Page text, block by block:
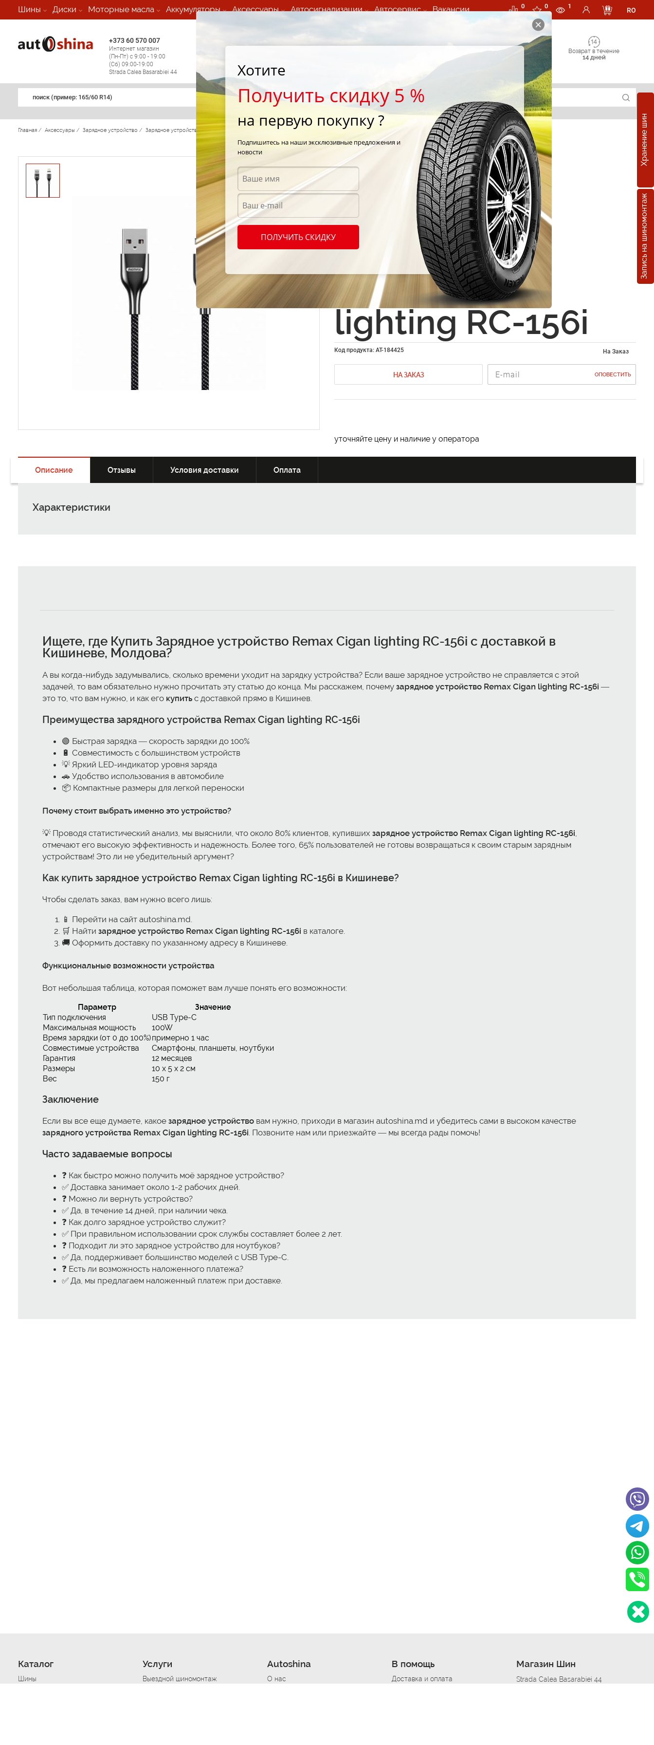
Шины Диски Моторные масла Аккумуляторы Аксессуары Автосигнализации Автосервис Вакансии 0 0 1
RO
+373 60 570 007
Интернет магазин
(Пн-Пт) с 9:00 - 19:00
(Сб) 09:00-19:00
Strada Calea Basarabiei 44
Мобильный шиномонтаж 24/7
Возврат в течение
14 дней
поиск (примеp: 165/60 R14)
Хранение шин
Запись на шиномонтаж
Главная / Аксессуары / Зарядное устройство / Зарядное устройство Remax Cigan lighting RC-156i
Аксессуары
Зарядное
устройство
Remax Cigan
lighting RC-156i
Код продукта: AT-184425 На Заказ
НА ЗАКАЗ ОПОВЕСТИТЬ
уточняйте цену и наличие у оператора
Описание Отзывы Условия доставки Оплата
Характеристики
Ищете, где Купить Зарядное устройство Remax Cigan lighting RC-156i с доставкой в
Кишиневе, Молдова?
А вы когда-нибудь задумывались, сколько времени уходит на зарядку устройства? Если ваше зарядное устройство не справляется с этой
задачей, то вам обязательно нужно прочитать эту статью до конца. Мы расскажем, почему зарядное устройство Remax Cigan lighting RC-156i —
это то, что вам нужно, и как его купить с доставкой прямо в Кишинев.
Преимущества зарядного устройства Remax Cigan lighting RC-156i
🟢 Быстрая зарядка — скорость зарядки до 100%
🔋 Совместимость с большинством устройств
💡 Яркий LED-индикатор уровня заряда
🚗 Удобство использования в автомобиле
📦 Компактные размеры для легкой переноски
Почему стоит выбрать именно это устройство?
💡 Проводя статистический анализ, мы выяснили, что около 80% клиентов, купивших зарядное устройство Remax Cigan lighting RC-156i,
отмечают его высокую эффективность и надежность. Более того, 65% пользователей не готовы возвращаться к своим старым зарядным
устройствам! Это ли не убедительный аргумент?
Как купить зарядное устройство Remax Cigan lighting RC-156i в Кишиневе?
Чтобы сделать заказ, вам нужно всего лишь:
📱 Перейти на сайт autoshina.md.
🛒 Найти зарядное устройство Remax Cigan lighting RC-156i в каталоге.
🚚 Оформить доставку по указанному адресу в Кишиневе.
Функциональные возможности устройства
Вот небольшая таблица, которая поможет вам лучше понять его возможности:
Параметр
Значение
Тип подключения
USB Type-C
Максимальная мощность
100W
Время зарядки (от 0 до 100%)примерно 1 час
Совместимые устройства
Смартфоны, планшеты, ноутбуки
Гарантия
12 месяцев
Размеры
10 x 5 x 2 см
Вес
150 г
Заключение
Если вы все еще думаете, какое зарядное устройство вам нужно, приходи в магазин autoshina.md и убедитесь сами в высоком качестве
зарядного устройства Remax Cigan lighting RC-156i. Позвоните нам или приезжайте — мы всегда рады помочь!
Часто задаваемые вопросы
❓ Как быстро можно получить моё зарядное устройство?
✅ Доставка занимает около 1-2 рабочих дней.
❓ Можно ли вернуть устройство?
✅ Да, в течение 14 дней, при наличии чека.
❓ Как долго зарядное устройство служит?
✅ При правильном использовании срок службы составляет более 2 лет.
❓ Подходит ли это зарядное устройство для ноутбуков?
✅ Да, поддерживает большинство моделей с USB Type-C.
❓ Есть ли возможность наложенного платежа?
✅ Да, мы предлагаем наложенный платеж при доставке.
Каталог
Шины
Услуги
Выездной шиномонтаж
Autoshina
О нас
В помощь
Доставка и оплата
Магазин Шин
Strada Calea Basarabiei 44
Хотите
Получить скидку 5 %
на первую покупку ?
Подпишитесь на наши эксклюзивные предложения и
новости
ПОЛУЧИТЬ СКИДКУ